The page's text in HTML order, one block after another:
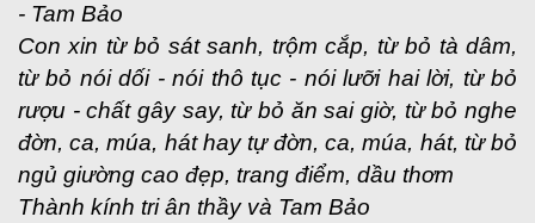
- Tam Bảo
Con xin từ bỏ sát sanh, trộm cắp, từ bỏ tà dâm,
từ bỏ nói dối - nói thô tục - nói lưỡi hai lời, từ bỏ
rượu - chất gây say, từ bỏ ăn sai giờ, từ bỏ nghe
đờn, ca, múa, hát hay tự đờn, ca, múa, hát, từ bỏ
ngủ giường cao đẹp, trang điểm, dầu thơm
Thành kính tri ân thầy và Tam Bảo